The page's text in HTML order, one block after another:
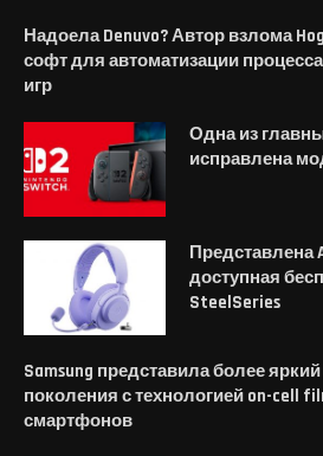
Надоела Denuvo? Автор взлома
софт для автоматизации
игр
Одна из
исправлена
Представлена
доступная
SteelSeries
Samsung представила более
поколения с технологией on-cell
смартфонов